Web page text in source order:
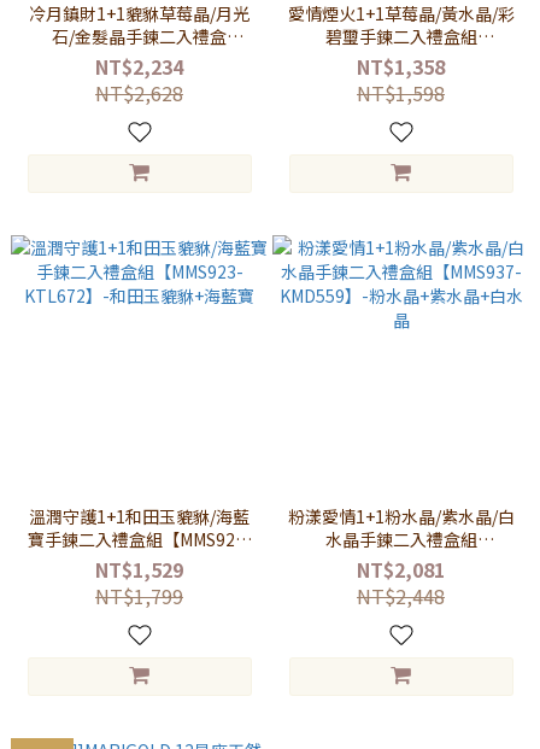
冷月鎮財1+1貔貅草莓晶/月光
石/金髮晶手鍊二入禮盒
【MMS811-KMD549】-草莓晶
+月光石+金髮晶
NT$2,234
NT$2,628
愛情煙火1+1草莓晶/黃水晶/彩
碧璽手鍊二入禮盒組
【MMS668-KTL696】-草莓晶
+彩色碧璽
NT$1,358
NT$1,598
溫潤守護1+1和田玉貔貅/海藍
寶手鍊二入禮盒組【MMS923-
KTL672】-和田玉貔貅+海藍寶
NT$1,529
NT$1,799
粉漾愛情1+1粉水晶/紫水晶/白
水晶手鍊二入禮盒組
【MMS937-KMD559】-粉水晶
+紫水晶+白水晶
NT$2,081
NT$2,448